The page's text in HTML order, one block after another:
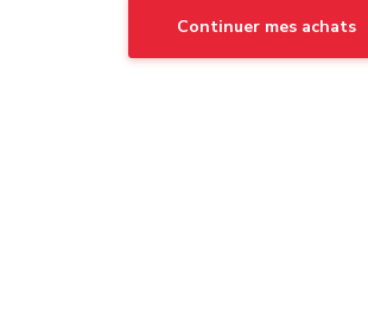
Continuer mes achats